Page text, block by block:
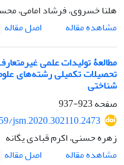
هلنا خسروی، فرشاد امامی،
مشاهده مقاله
اصل مقاله
مطالعۀ تولیدات علمی
تحصیلات تکمیلی رشته‌های
شناختی
صفحه923-937
jsm.2020.302110.2473
زهره حسنی، اکرم قبادی یگانه
مشاهده مقاله
اصل مقاله